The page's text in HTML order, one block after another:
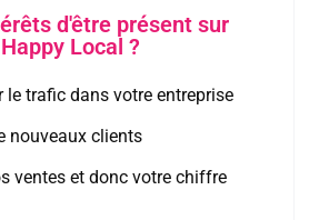
d'être présent sur
Happy Local ?
le trafic dans votre entreprise
nouveaux clients
ventes et donc votre chiffre